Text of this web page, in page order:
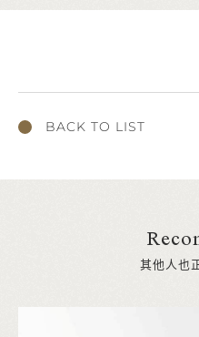
BACK TO LIST
其他人也